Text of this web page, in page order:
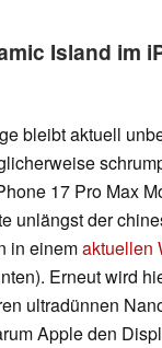
Island im
bleibt aktuell
17 Pro Max
unlängst der
in einemaktuellen
Erneut wird
ultradünnen
Apple den